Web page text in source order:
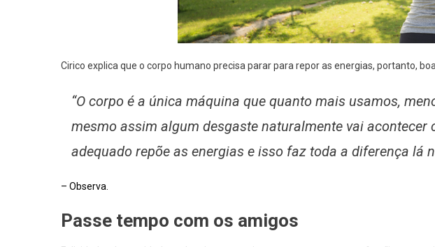
Cirico explica que o corpo humano precisa parar para repor as energias, portanto,
“O corpo é a única máquina que quanto mais usamos,
mesmo assim algum desgaste naturalmente vai acontecer
adequado repõe as energias e isso faz toda a diferença lá
– Observa.
Passe tempo com os amigos